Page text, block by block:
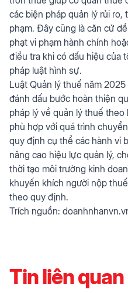
các biện pháp quản lý rủi ro,
phạm. Đây cũng là căn cứ
phạt vi phạm hành chính
điều tra khi có dấu hiệu của
pháp luật hình sự.
Luật Quản lý thuế năm
đánh dấu bước hoàn thiện
pháp lý về quản lý thuế
phù hợp với quá trình
quy định cụ thể các hành vi
nâng cao hiệu lực quản lý,
thời tạo môi trường kinh
khuyến khích người nộp
theo quy định.
Trích nguồn:
Tin liên quan